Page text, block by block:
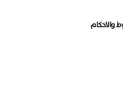
والاحكام